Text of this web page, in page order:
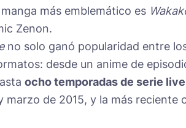
más emblemático es
Zenon.
no solo ganó popularidad entre
desde un anime de
ocho temporadas de serie
marzo de 2015, y la más reciente